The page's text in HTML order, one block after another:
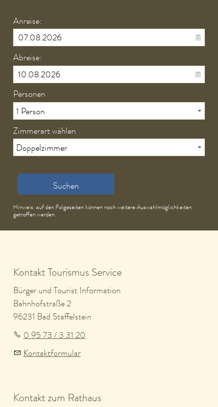
Anreise:
Abreise:
Personen
Zimmerart wählen
Suchen
Hinweis: auf den Folgeseiten können noch weitere Auswahlmöglichkeiten
getroffen werden.
Kontakt Tourismus Service
Bürger und Tourist Information
Bahnhofstraße 2
96231 Bad Staffelstein
0 95 73 / 3 31 20
Kontaktformular
Kontakt zum Rathaus